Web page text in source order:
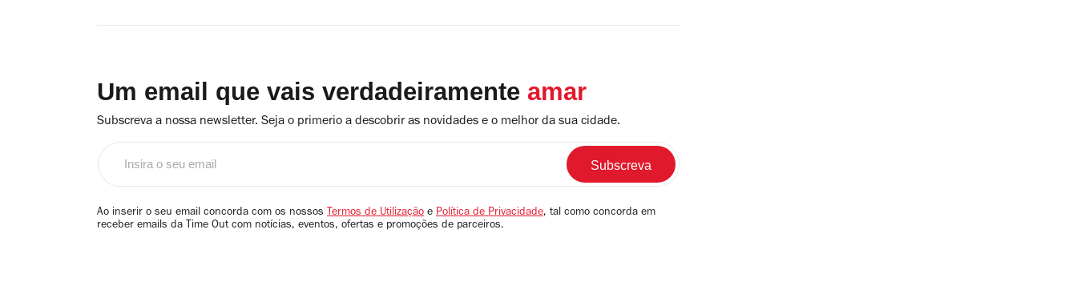
Um email que vais verdadeiramente amar
Subscreva a nossa newsletter. Seja o primerio a descobrir as novidades e o melhor da sua cidade.
email
Ao inserir o seu email concorda com os nossos Termos de Utilização e Política de Privacidade, tal como concorda em
receber emails da Time Out com notícias, eventos, ofertas e promoções de parceiros.